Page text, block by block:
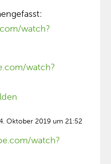
watch?
watch?
Oktober 2019 um 21:52
watch?